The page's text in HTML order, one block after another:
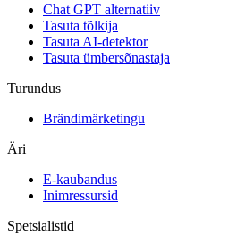
Chat GPT alternatiiv
Tasuta tõlkija
Tasuta AI-detektor
Tasuta ümbersõnastaja
Turundus
Brändimärketingu
Äri
E-kaubandus
Inimressursid
Spetsialistid